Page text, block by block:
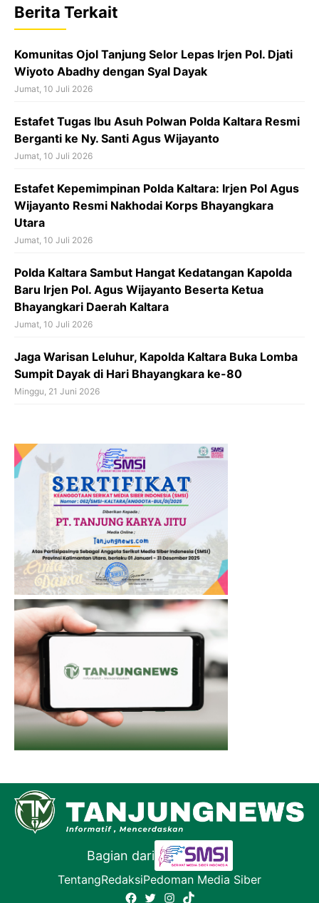
o
o
k
A
p
p
d
s
Berita Terkait
Komunitas Ojol Tanjung Selor Lepas Irjen Pol. Djati
Wiyoto Abadhy dengan Syal Dayak
Jumat, 10 Juli 2026
Estafet Tugas Ibu Asuh Polwan Polda Kaltara Resmi
Berganti ke Ny. Santi Agus Wijayanto
Jumat, 10 Juli 2026
Estafet Kepemimpinan Polda Kaltara: Irjen Pol Agus
Wijayanto Resmi Nakhodai Korps Bhayangkara
Utara
Jumat, 10 Juli 2026
Polda Kaltara Sambut Hangat Kedatangan Kapolda
Baru Irjen Pol. Agus Wijayanto Beserta Ketua
Bhayangkari Daerah Kaltara
Jumat, 10 Juli 2026
Jaga Warisan Leluhur, Kapolda Kaltara Buka Lomba
Sumpit Dayak di Hari Bhayangkara ke-80
Minggu, 21 Juni 2026
Bagian dari
TentangRedaksiPedoman Media Siber
Facebook
TwitterInstagram
TikTok